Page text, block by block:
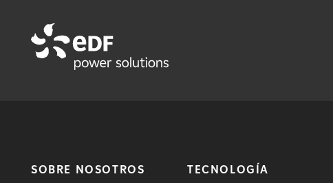
SOBRE NOSOTROS TECNOLOGÍA